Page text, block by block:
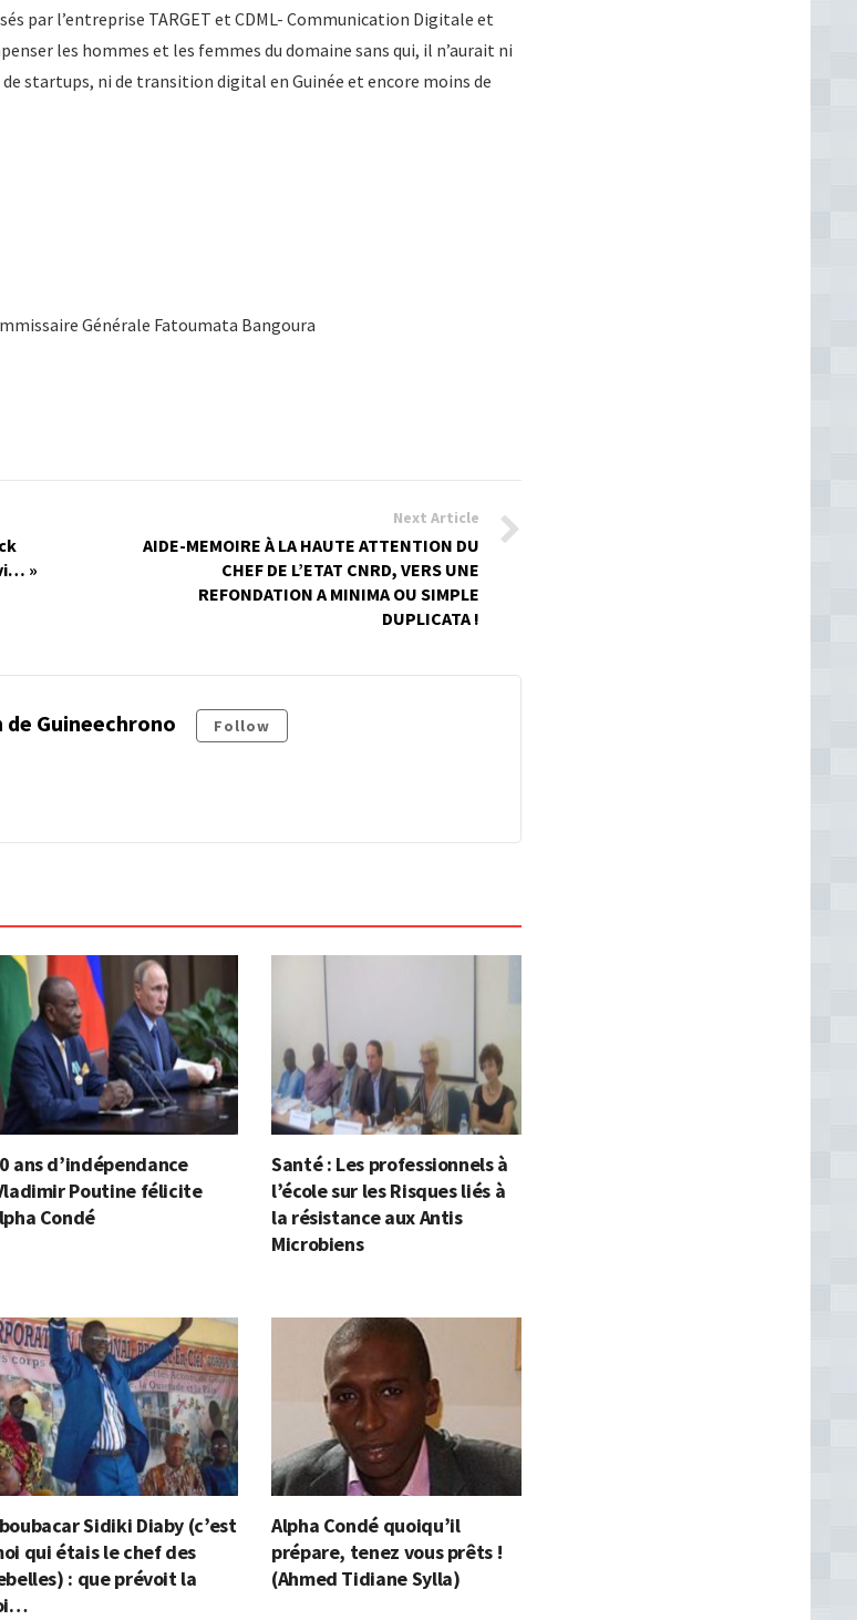
par l’entreprise TARGET et CDML- Communication Digitale et
les hommes et les femmes du domaine sans qui, il n’aurait ni
startups, ni de transition digital en Guinée et encore moins de
Générale Fatoumata Bangoura
»
Next Article
AIDE-MEMOIRE À LA HAUTE ATTENTION DU
CHEF DE L’ETAT CNRD, VERS UNE
REFONDATION A MINIMA OU SIMPLE
DUPLICATA !
de Guineechrono Follow
ans d’indépendance
Poutine félicite
Condé
Santé : Les professionnels à
l’école sur les Risques liés à
la résistance aux Antis
Microbiens
Sidiki Diaby (c’est
qui étais le chef des
: que prévoit la
Alpha Condé quoiqu’il
prépare, tenez vous prêts !
(Ahmed Tidiane Sylla)